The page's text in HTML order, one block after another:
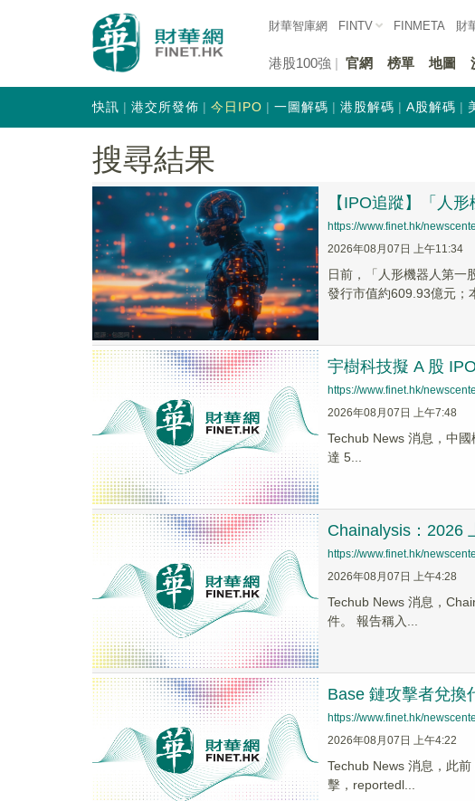
財華智庫網 FINTV FINMETA 財
港股100強 官網 榜單 地圖
快訊 港交所發佈 今日IPO 一圖解碼 港股解碼 A股解碼
搜尋結果
【IPO追蹤】「人
https://www.finet.hk/
2026年08月07日 上午11:34
日前，「人形機器人第一
發行市值約609.93億元；
宇樹科技擬 A 股
https://www.finet.hk/
2026年08月07日 上午7:48
Techub News 消息，中
達 5...
Chainalysis：2026
https://www.finet.hk/
2026年08月07日 上午4:28
Techub News 消息，
件。 報告稱入...
Base 鏈攻擊者兌換
https://www.finet.hk/
2026年08月07日 上午4:22
Techub News 消息，此
擊，reportedl...